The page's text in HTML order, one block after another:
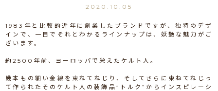
2020.10.05
1983年と比較的近年に創業したブランドですが、独特のデザ
インで、一目でそれとわかるラインナップは、妖艶な魅力がご
ざいます。
約2500年前、ヨーロッパで栄えたケルト人。
幾本もの細い金線を束ねてねじり、そしてさらに束ねてねじっ
て作られたそのケルト人の装飾品“トルク”からインスピレーシ